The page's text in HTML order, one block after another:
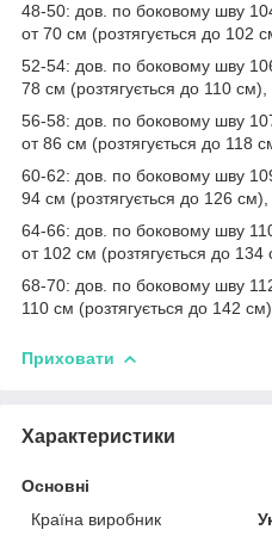
48-50: дов. по боковому шву
от 70 см (розтягується до 102
52-54: дов. по боковому шву
78 см (розтягується до 110 см),
56-58: дов. по боковому шву
от 86 см (розтягується до 118
60-62: дов. по боковому шву
94 см (розтягується до 126
64-66: дов. по боковому шву
от 102 см (розтягується до
68-70: дов. по боковому шву
110 см (розтягується до 142
Приховати
Характеристики
Основні
Країна виробник